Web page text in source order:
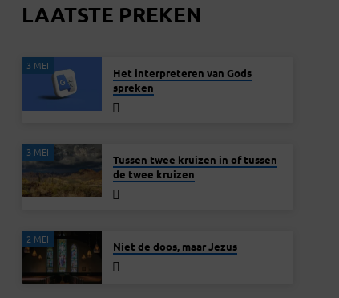
LAATSTE PREKEN
3 MEI
Het interpreteren van Gods
spreken
3 MEI
Tussen twee kruizen in of tussen
de twee kruizen
2 MEI
Niet de doos, maar Jezus